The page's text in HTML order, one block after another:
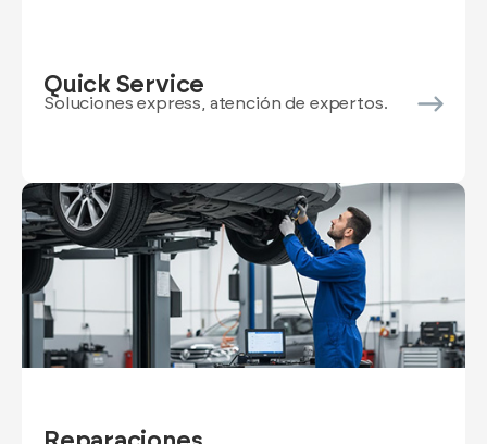
Quick Service
Soluciones express, atención de expertos.